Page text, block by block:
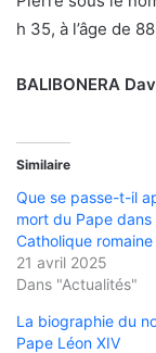
h 35, à l’âge de
BALIBONERA
Similaire
Que se passe-t-il
mort du Pape dans
Catholique romaine
21 avril 2025
Dans "Actualités"
La biographie du
Pape Léon XIV